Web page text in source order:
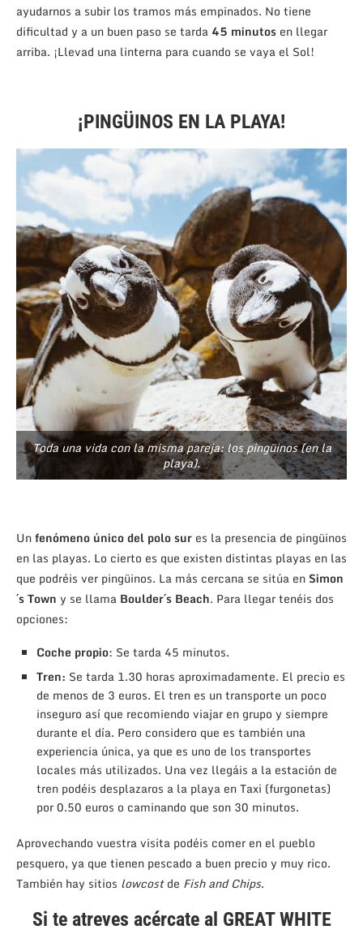
ayudarnos a subir los tramos más empinados. No tiene
dificultad y a un buen paso se tarda 45 minutos en llegar
arriba. ¡Llevad una linterna para cuando se vaya el Sol!
¡PINGÜINOS EN LA PLAYA!
Toda una vida con la misma pareja: los pingüinos (en la
playa).
Unfenómeno único del polo sur es la presencia de pingüinos
en las playas. Lo cierto es que existen distintas playas en las
que podréis ver pingüinos. La más cercana se sitúa en Simon
´s Town y se llama Boulder´s Beach. Para llegar tenéis dos
opciones:
Coche propio: Se tarda 45 minutos.
Tren: Se tarda 1.30 horas aproximadamente. El precio es
de menos de 3 euros. El tren es un transporte un poco
inseguro así que recomiendo viajar en grupo y siempre
durante el día. Pero considero que es también una
experiencia única, ya que es uno de los transportes
locales más utilizados. Una vez llegáis a la estación de
tren podéis desplazaros a la playa en Taxi (furgonetas)
por 0.50 euros o caminando que son 30 minutos.
Aprovechando vuestra visita podéis comer en el pueblo
pesquero, ya que tienen pescado a buen precio y muy rico.
También hay sitios lowcostde Fish and Chips.
Si te atreves acércate al GREAT WHITE